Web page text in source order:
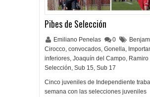
Pibes de Selección
Emiliano Penelas 0
Cirocco, convocados, Gonella,
inferiores, Joaquín del Campo,
Selección, Sub 15, Sub 17
Cinco juveniles de Independiente
semana con las selecciones juveniles